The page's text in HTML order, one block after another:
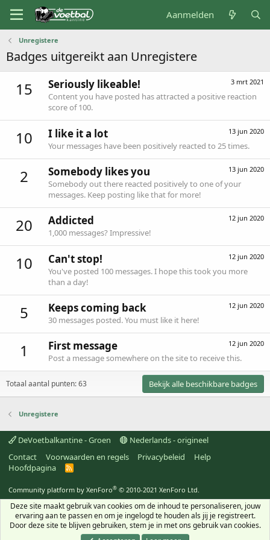
Aanmelden
Unregistere
Badges uitgereikt aan Unregistere
15 3 mrt 2021
Seriously likeable!
Content you have posted has attracted a positive reaction
score of 100.
10 13 jun 2020
I like it a lot
Your messages have been positively reacted to 25 times.
2 13 jun 2020
Somebody likes you
Somebody out there reacted positively to one of your
messages. Keep posting like that for more!
20 12 jun 2020
Addicted
1,000 messages? Impressive!
10 12 jun 2020
Can't stop!
You've posted 100 messages. I hope this took you more
than a day!
5 12 jun 2020
Keeps coming back
30 messages posted. You must like it here!
1 12 jun 2020
First message
Post a message somewhere on the site to receive this.
Totaal aantal punten: 63 Bekijk alle beschikbare badges
Unregistere
DeVoetbalkantine - Groen
Nederlands - origineel
Contact
Voorwaarden en regels Privacybeleid
Help
Hoofdpagina
R
Community platform by XenForo® © 2010-2021 XenForo Ltd.
Deze site maakt gebruik van cookies om de inhoud te personaliseren, jouw
ervaring aan te passen en om je ingelogd te houden als jij je registreert.
Door deze site te blijven gebruiken, stem je in met ons gebruik van cookies.